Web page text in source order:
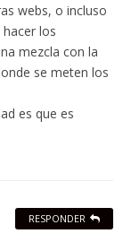
webs, o incluso
los
mezcla con la
se meten los
es que es
RESPONDER